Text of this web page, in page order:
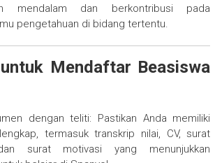
mendalam dan berkontribusi pada
pengetahuan di bidang tertentu.
Mendaftar Beasiswa
dengan teliti: Pastikan Anda memiliki
termasuk transkrip nilai, CV, surat
surat motivasi yang menunjukkan